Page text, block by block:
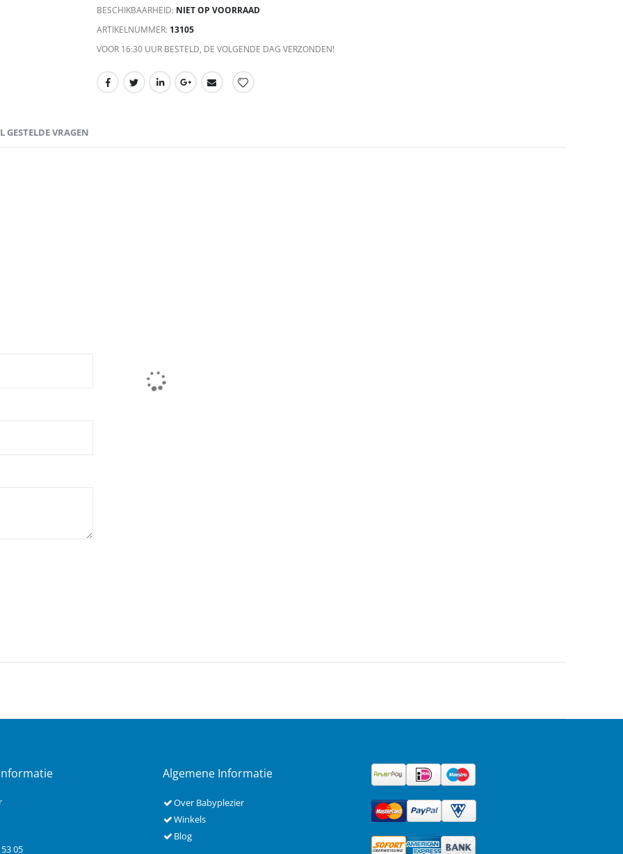
BESCHIKBAARHEID: NIET OP VOORRAAD
ARTIKELNUMMER 13105
VOOR 16:30 UUR BESTELD, DE VOLGENDE DAG VERZONDEN!
opnemen
GESTELDE VRAGEN
05
Algemene Informatie
Over Babyplezier
Winkels
Blog